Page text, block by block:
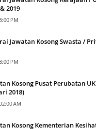
2019
PM
Jawatan Kosong Swasta /
PM
Kosong Pusat Perubatan
2018)
AM
Kosong Kementerian